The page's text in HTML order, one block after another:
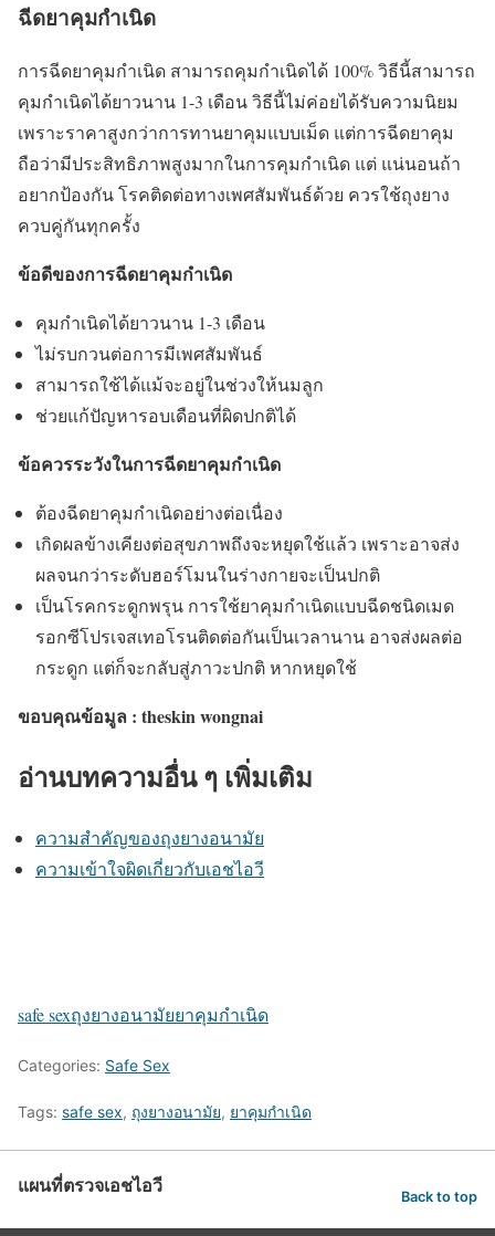
ฉีดยาคุมกำเนิด
การฉีดยาคุมกำเนิด สามารถคุมกำเนิดได้ 100% วิธีนี้สามารถ
คุมกำเนิดได้ยาวนาน 1-3 เดือน วิธีนี้ไม่ค่อยได้รับความนิยม
เพราะราคาสูงกว่าการทานยาคุมแบบเม็ด แต่การฉีดยาคุม
ถือว่ามีประสิทธิภาพสูงมากในการคุมกำเนิด แต่ แน่นอนถ้า
อยากป้องกัน โรคติดต่อทางเพศสัมพันธ์ด้วย ควรใช้ถุงยาง
ควบคู่กันทุกครั้ง
ข้อดีของการฉีดยาคุมกำเนิด
คุมกำเนิดได้ยาวนาน 1-3 เดือน
ไม่รบกวนต่อการมีเพศสัมพันธ์
สามารถใช้ได้แม้จะอยู่ในช่วงให้นมลูก
ช่วยแก้ปัญหารอบเดือนที่ผิดปกติได้
ข้อควรระวังในการฉีดยาคุมกำเนิด
ต้องฉีดยาคุมกำเนิดอย่างต่อเนื่อง
เกิดผลข้างเคียงต่อสุขภาพถึงจะหยุดใช้แล้ว เพราะอาจส่ง
ผลจนกว่าระดับฮอร์โมนในร่างกายจะเป็นปกติ
เป็นโรคกระดูกพรุน การใช้ยาคุมกำเนิดแบบฉีดชนิดเมด
รอกซีโปรเจสเทอโรนติดต่อกันเป็นเวลานาน อาจส่งผลต่อ
กระดูก แต่ก็จะกลับสู่ภาวะปกติ หากหยุดใช้
ขอบคุณข้อมูล : theskin wongnai
อ่านบทความอื่น ๆ เพิ่มเติม
ความสำคัญของถุงยางอนามัย
ความเข้าใจผิดเกี่ยวกับเอชไอวี
safe sexถุงยางอนามัยยาคุมกำเนิด
Categories: Safe Sex
Tags: safe sex, ถุงยางอนามัย, ยาคุมกำเนิด
แผนที่ตรวจเอชไอวี Back to top